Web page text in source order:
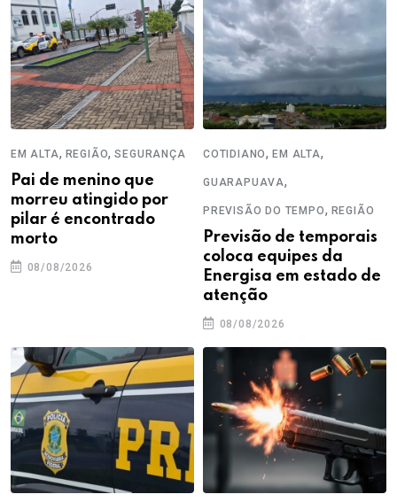
EM ALTA, REGIÃO,SEGURANÇA
Pai de menino que
morreu atingido por
pilar é encontrado
morto
08/08/2026
COTIDIANO,EM ALTA,
GUARAPUAVA,
PREVISÃO DO TEMPO, REGIÃO
Previsão de temporais
coloca equipes da
Energisa em estado de
atenção
08/08/2026